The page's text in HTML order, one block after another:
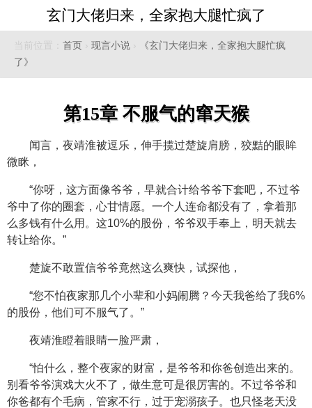
玄门大佬归来，全家抱大腿忙疯了
当前位置： 首页 › 现言小说 ›
《玄门大佬归来，全家抱大腿忙疯
了》
第15章 不服气的窜天猴
闻言，夜靖淮被逗乐，伸手揽过楚旋肩膀，狡黠的眼眸
微眯，
“你呀，这方面像爷爷，早就合计给爷爷下套吧，不过爷
爷中了你的圈套，心甘情愿。一个人连命都没有了，拿着那
么多钱有什么用。这10%的股份，爷爷双手奉上，明天就去
转让给你。”
楚旋不敢置信爷爷竟然这么爽快，试探他，
“您不怕夜家那几个小辈和小妈闹腾？今天我爸给了我6%
的股份，他们可不服气了。”
夜靖淮瞪着眼睛一脸严肃，
“怕什么，整个夜家的财富，是爷爷和你爸创造出来的。
别看爷爷演戏大火不了，做生意可是很厉害的。不过爷爷和
你爸都有个毛病，管家不行，过于宠溺孩子。也只怪老天没